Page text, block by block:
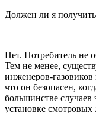
Должен ли я
Нет. Потребитель не
Тем не менее,
инженеров-
что он безопасен,
большинстве случаев
установке